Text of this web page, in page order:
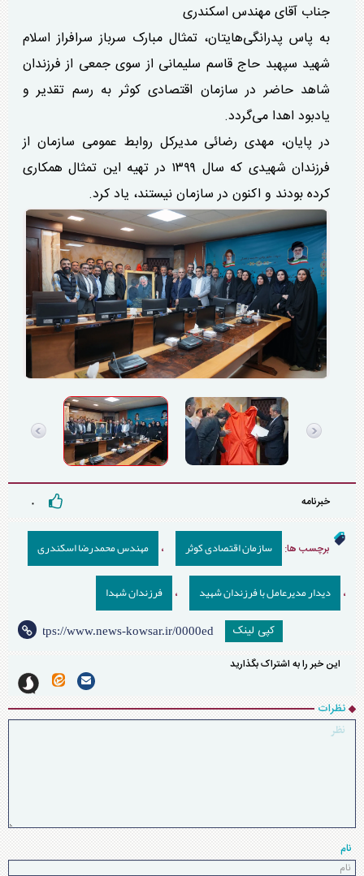
جناب آقای مهندس اسکندری
به پاس پدرانگی‌هایتان، تمثال مبارک سرباز سرافراز اسلام
شهید سپهبد حاج قاسم سلیمانی از سوی جمعی از فرزندان
شاهد حاضر در سازمان اقتصادی کوثر به رسم تقدیر و
یادبود اهدا می‌گردد.
در پایان، مهدی رضائی مدیرکل روابط عمومی سازمان از
فرزندان شهیدی که سال ۱۳۹۹ در تهیه این تمثال همکاری
کرده بودند و اکنون در سازمان نیستند، یاد کرد.
خبرنامه ۰
برچسب ها: سازمان اقتصادی کوثر ، مهندس محمدرضا اسکندری
، دیدار مدیرعامل با فرزندان شهید ، فرزندان شهدا
کپی لینک
این خبر را به اشتراک بگذارید
نظرات
نام